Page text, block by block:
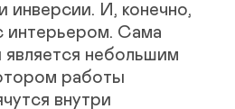
инверсии. И, конечно,
интерьером. Сама
является небольшим
работы
внутри